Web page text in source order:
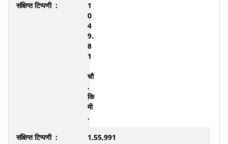
1
0
4
9.
8
1
चौ
.
कि
मी
.
1,55,991